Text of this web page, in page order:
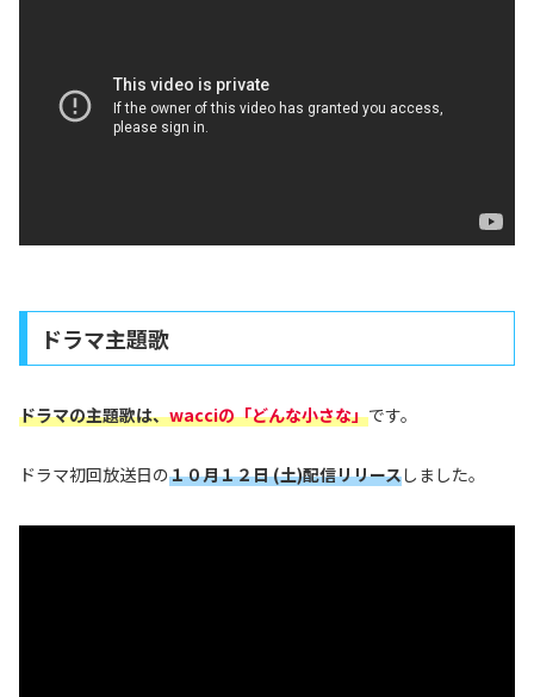
ドラマ主題歌
ドラマの主題歌は、wacciの「どんな小さな」です。
ドラマ初回放送日の１０月１２日 (土)配信リリースしました。